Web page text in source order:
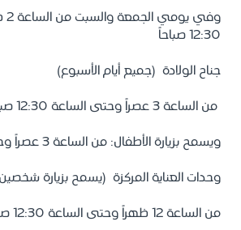
12:30 صباحاً
جناح الولادة (جميع أيام الأسبوع)
من الساعة 3 عصراً وحتى الساعة 12:30 صباحاً
ويسمح بزيارة الأطفال: من الساعة 3 عصراً وحتى الساعة 7 مساءً
وحدات العناية المركزة (يسمح بزيارة
من الساعة 12 ظهراً وحتى الساعة 12:30 صباحاً